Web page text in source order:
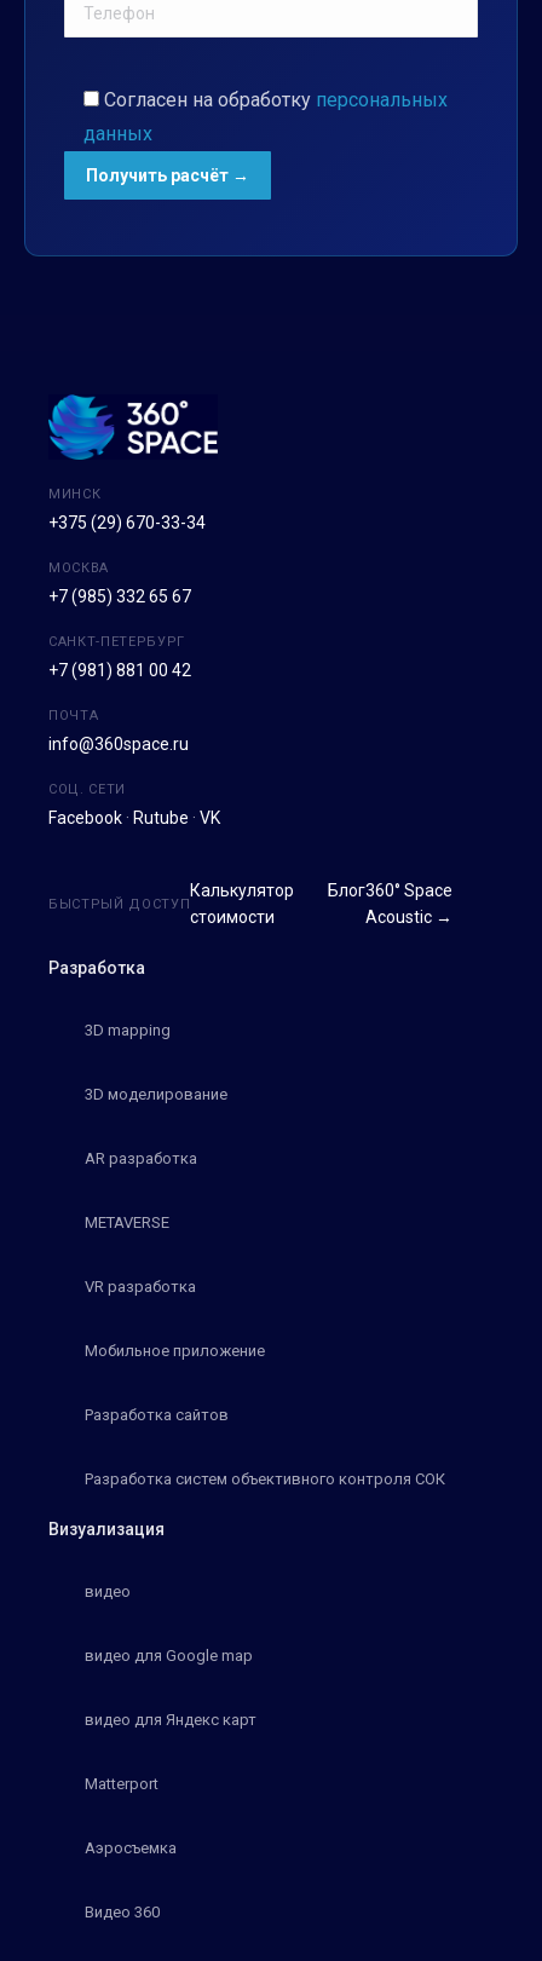
Согласен на обработку персональных
данных
МИНСК
+375 (29) 670-33-34
МОСКВА
+7 (985) 332 65 67
САНКТ-ПЕТЕРБУРГ
+7 (981) 881 00 42
ПОЧТА
info@360space.ru
СОЦ. СЕТИ
Facebook · Rutube · VK
Разработка
3D mapping
3D моделирование
AR разработка
METAVERSE
VR разработка
Мобильное приложение
Разработка сайтов
Разработка систем объективного контроля СОК
Визуализация
видео
видео для Google map
видео для Яндекс карт
Matterport
Аэросъемка
Видео 360
БЫСТРЫЙ ДОСТУП
Калькулятор
стоимости
Блог360° Space
Acoustic →